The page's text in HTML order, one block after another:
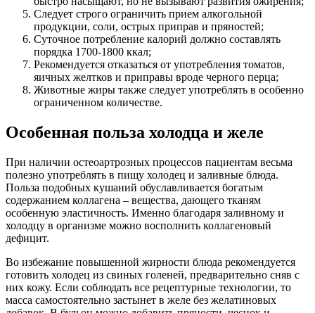
Следует строго ограничить прием алкогольной
продукции, соли, острых приправ и пряностей;
Суточное потребление калорий должно составлять
порядка 1700-1800 ккал;
Рекомендуется отказаться от употребления томатов,
яичных желтков и приправы вроде черного перца;
Животные жиры также следует употреблять в особенно
ограниченном количестве.
Особенная польза холодца и желе
При наличии остеоартрозных процессов пациентам весьма
полезно употреблять в пищу холодец и заливные блюда.
Польза подобных кушаний обуславливается богатым
содержанием коллагена – вещества, дающего тканям
особенную эластичность. Именно благодаря заливному и
холодцу в организме можно восполнить коллагеновый
дефицит.
Во избежание повышенной жирности блюда рекомендуется
готовить холодец из свиных голеней, предварительно сняв с
них кожу. Если соблюдать все рецептурные технологии, то
масса самостоятельно застынет в желе без желатиновых